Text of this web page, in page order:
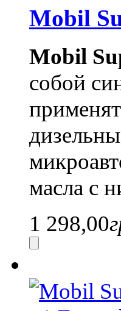
Mobil
Mobil
собой
масла с
1 298,00